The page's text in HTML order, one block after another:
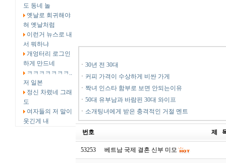
도 동네 놀
옛날로 회귀해야
혀 옛날처럼
이런거 뉴스로 내
서 뭐하냐
개엉터리 로그인
하게 만드네
ㅋㅋㅋㅋㅋㅋㅋ..
저 일본
정신 차렸네 그래
도
여자들의 저 말이
웃긴게 내
ㆍ 30년 전 30대
ㆍ 커피 가격이 수상하게 비싼 가게
ㆍ 짝녀 인스타 함부로 보면 안되는이유
ㆍ 50대 유부남과 바람핀 30대 와이프
ㆍ 소개팅녀에게 받은 충격적인 거절 멘트
번호 제
53253 베트남 국제 결혼 신부 미모